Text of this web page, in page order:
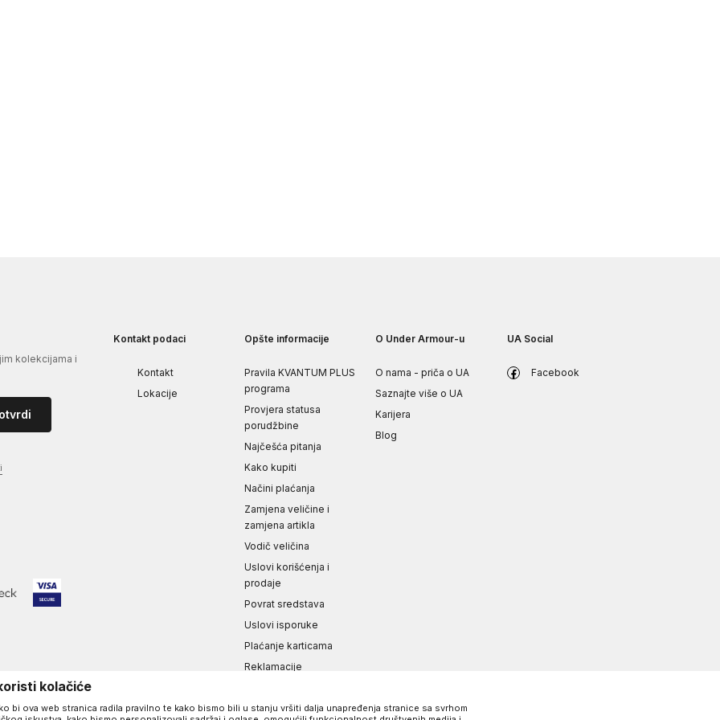
kolekcijama i
Kontakt podaci
Kontakt
Lokacije
Opšte informacije
Pravila KVANTUM PLUS
programa
Provjera statusa
porudžbine
Najčešća pitanja
Kako kupiti
Načini plaćanja
Zamjena veličine i
zamjena artikla
Vodič veličina
Uslovi korišćenja i
prodaje
Povrat sredstava
Uslovi isporuke
Plaćanje karticama
Reklamacije
sigurnosti podataka
O Under Armour-u
O nama - priča o UA
Saznajte više o UA
Karijera
Blog
UA Social
Facebook
kolačiće
bi ova web stranica radila pravilno te kako bismo bili u stanju vršiti dalja unapređenja stranice sa svrhom